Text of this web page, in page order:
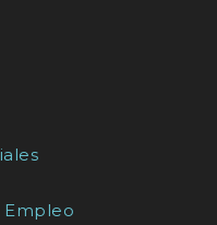
Empleo